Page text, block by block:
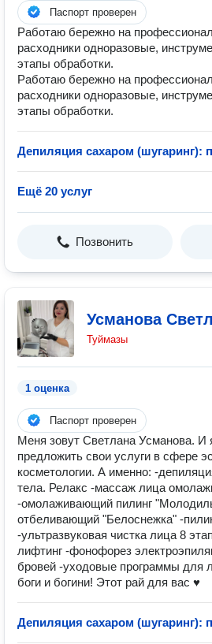
Паспорт проверен
Работаю бережно на
расходники одноразовые,
этапы обработки.
Работаю бережно на
расходники одноразовые,
этапы обработки.
Депиляция сахаром
Ещё 20 услуг
Позвонить
Усманова
Туймазы
1 оценка
Паспорт проверен
Меня зовут Светлана Усманова. И
предложить свои услуги в сфере
косметологии. А именно: -
тела. Релакс -массаж лица
-омолаживающий пилинг
отбеливающий "Белоснежка" -
-ультразвуковая чистка лица 8
лифтинг -фонофорез
бровей -уходовые программы для
боги и богини! Этот рай для вас ♥
Депиляция сахаром